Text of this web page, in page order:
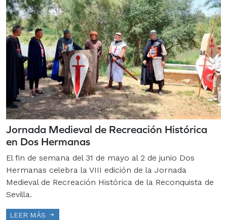
Jornada Medieval de Recreación Histórica
en Dos Hermanas
El fin de semana del 31 de mayo al 2 de junio Dos
Hermanas celebra la VIII edición de la Jornada
Medieval de Recreación Histórica de la Reconquista de
Sevilla.
LEER MÁS